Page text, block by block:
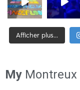
Afficher plus...
My Montreux